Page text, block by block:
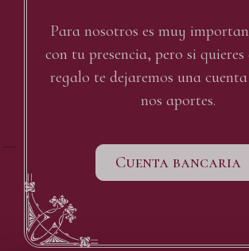
Para nosotros es muy
con tu presencia, pero si
regalo te dejaremos una
nos aportes.
Cuenta bancaria